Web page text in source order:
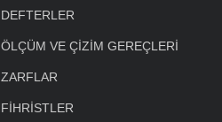
DEFTERLER
ÖLÇÜM VE ÇİZİM GEREÇLERİ
ZARFLAR
FİHRİSTLER